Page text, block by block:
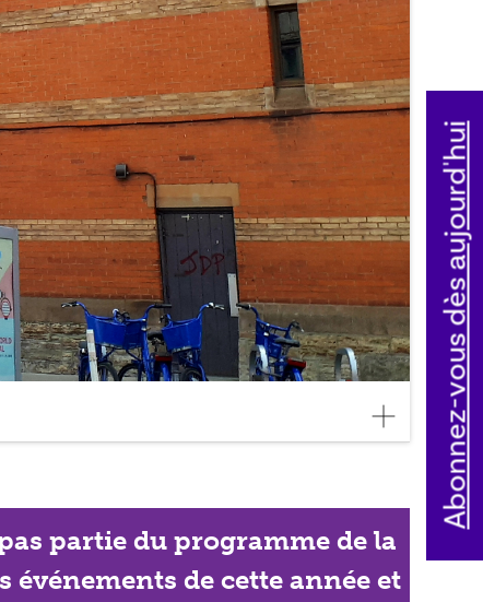
partie du programme de la
de cette année et
Abonnez-vous dès aujourd'hui